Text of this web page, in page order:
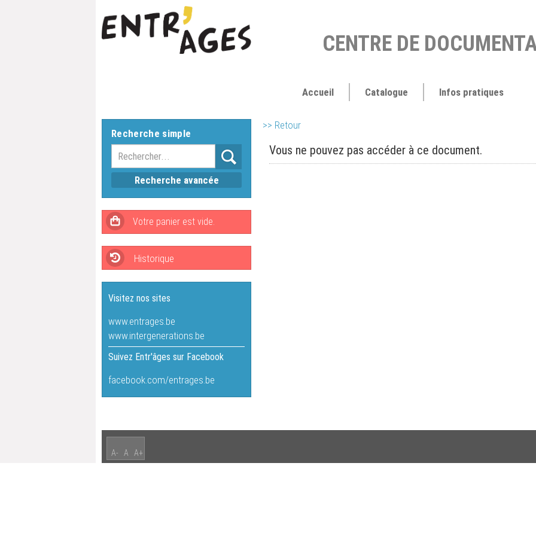
CENTRE DE
Accueil Catalogue Infos pratiques
>> Retour
Vous ne pouvez pas accéder à ce document.
Recherche simple
Recherche avancée
Historique
Visitez nos sites
www.entrages.be
www.intergenerations.be
Suivez Entr'âges sur Facebook
facebook.com/entrages.be
A- A A+